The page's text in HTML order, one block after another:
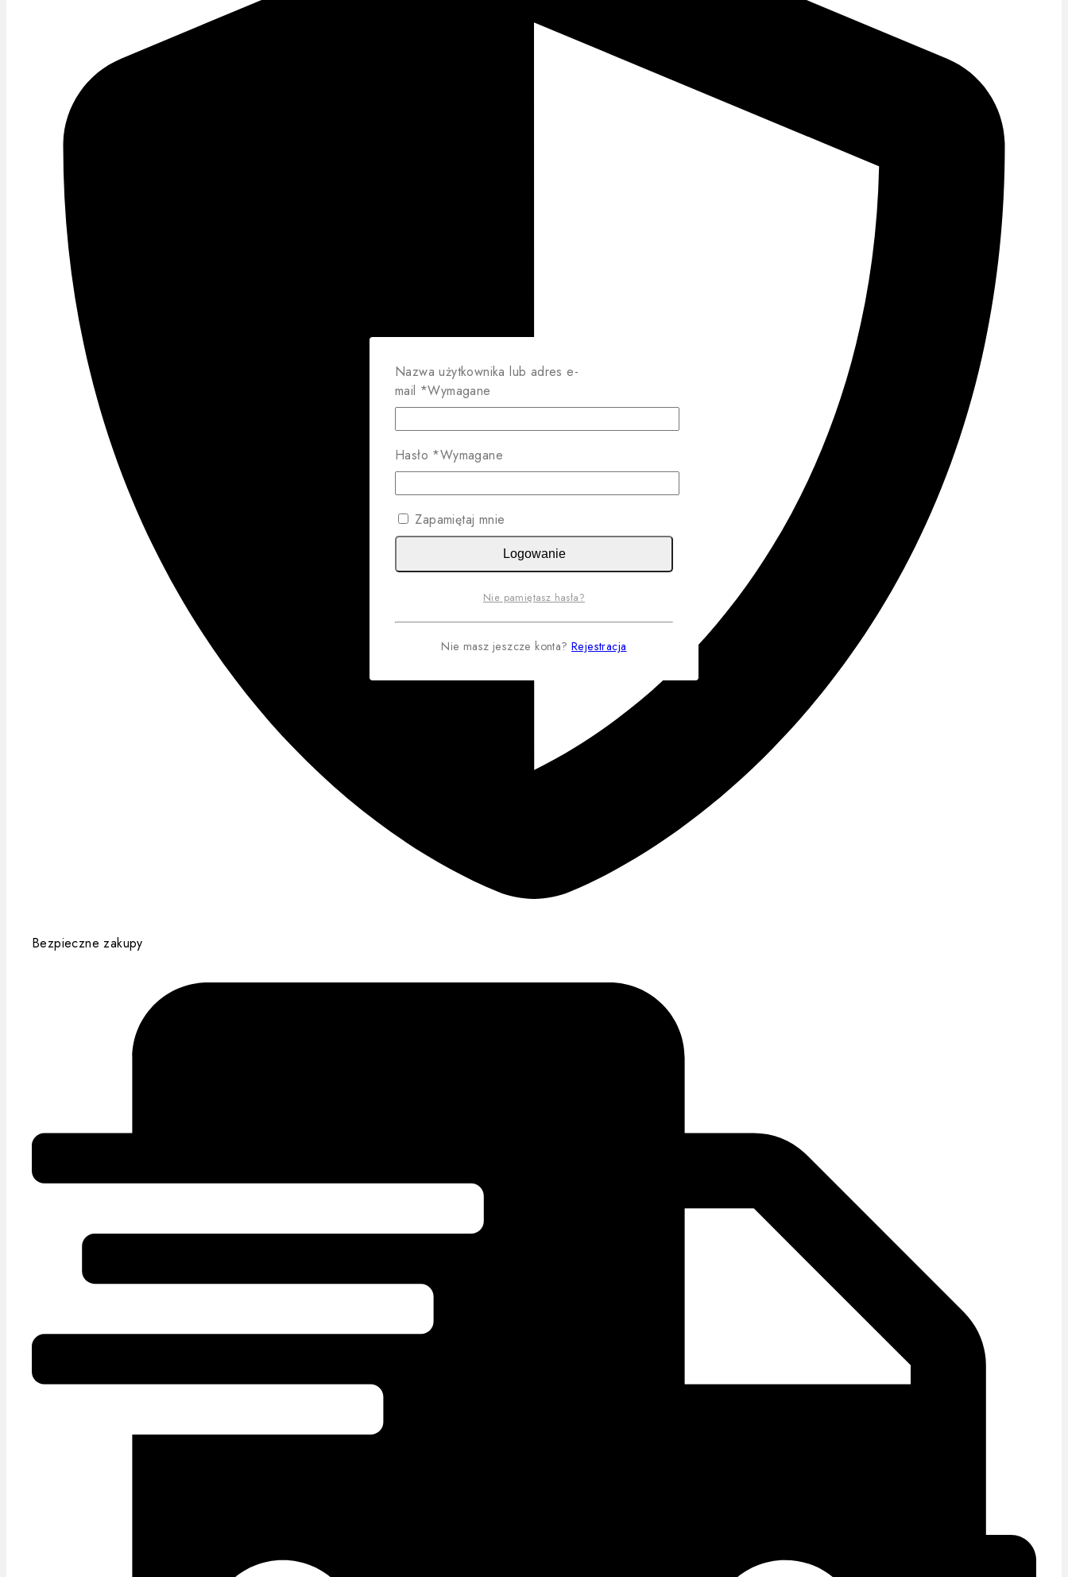
Bezpieczne zakupy
Nazwa użytkownika lub adres e-
mail *Wymagane
Hasło *Wymagane
Zapamiętaj mnie
Logowanie
Nie pamiętasz hasła?
Nie masz jeszcze konta?Rejestracja